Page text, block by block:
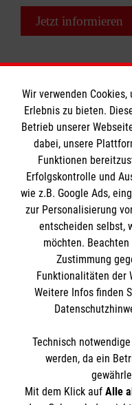
Jetzt informieren
Informationen
Impressum
Datenschutz
Kontakt
Barrierefreiheit
Die Malteser
Malteser in
Malteserorden
Sharepoint
Spendenkonto
Bank: Pax-Bank
IBAN: DE15 3706
BIC:
So finden Sie
Wir verwenden
Erlebnis zu bieten.
Betrieb unserer
dabei, unsere
Funktionen
Erfolgskontrolle und
wie z.B. Google Ads,
zur Personalisierung
entscheiden selbst,
möchten.
Zustimmung
Funktionalitäten der
Weitere Infos finden
Technisch
werden, da ein
Mit dem Klick auf Alle